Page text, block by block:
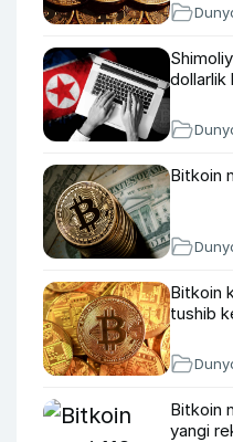
dollarlik
Bitkoin
Bitkoin
tushib
Bitkoin
yangi